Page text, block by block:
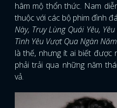
hâm mộ thổn thức. Nam
thuộc với các bộ phim đình
Này, Truy Lùng Quái Yêu,
Tình Yêu Vượt Qua Ngàn Năm
là thế, nhưng ít ai biết được
phải trải qua những năm
vả.